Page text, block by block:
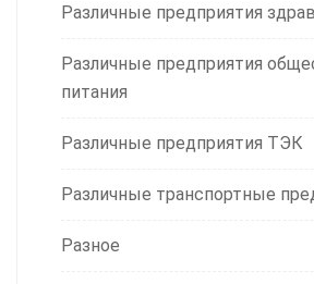
Различные предприятия
Различные предприятия
питания
Различные предприятия ТЭК
Различные транспортные
Разное